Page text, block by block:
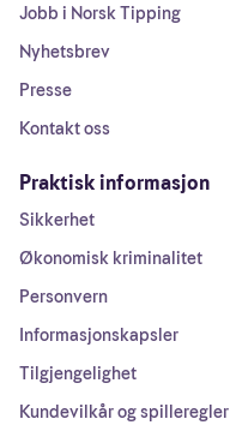
Jobb i Norsk Tipping
Nyhetsbrev
Presse
Kontakt oss
Praktisk informasjon
Sikkerhet
Økonomisk kriminalitet
Personvern
Informasjonskapsler
Tilgjengelighet
Kundevilkår og spilleregler